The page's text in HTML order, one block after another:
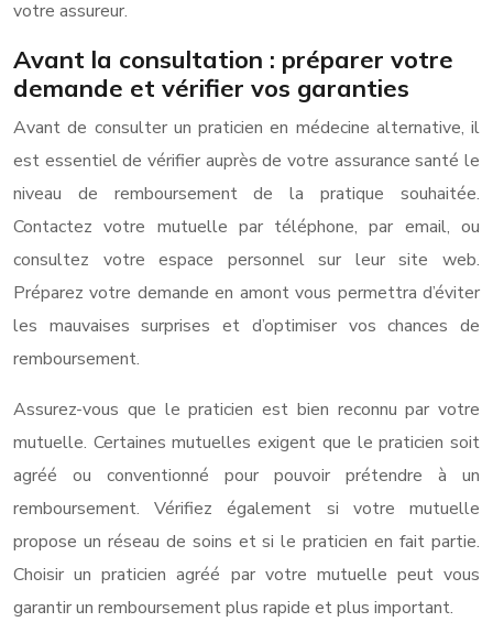
votre assureur.
Avant la consultation : préparer votre
demande et vérifier vos garanties
Avant de consulter un praticien en médecine alternative, il
est essentiel de vérifier auprès de votre assurance santé le
niveau de remboursement de la pratique souhaitée.
Contactez votre mutuelle par téléphone, par email, ou
consultez votre espace personnel sur leur site web.
Préparez votre demande en amont vous permettra d’éviter
les mauvaises surprises et d’optimiser vos chances de
remboursement.
Assurez-vous que le praticien est bien reconnu par votre
mutuelle. Certaines mutuelles exigent que le praticien soit
agréé ou conventionné pour pouvoir prétendre à un
remboursement. Vérifiez également si votre mutuelle
propose un réseau de soins et si le praticien en fait partie.
Choisir un praticien agréé par votre mutuelle peut vous
garantir un remboursement plus rapide et plus important.